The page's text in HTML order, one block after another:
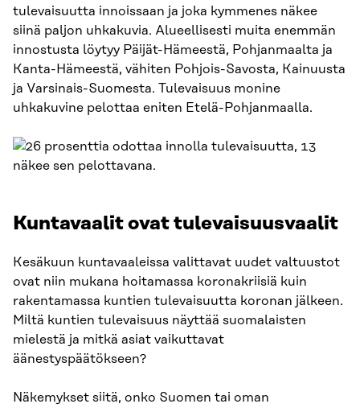
tulevaisuutta innoissaan ja joka kymmenes näkee
siinä paljon uhkakuvia. Alueellisesti muita enemmän
innostusta löytyy Päijät-Hämeestä, Pohjanmaalta ja
Kanta-Hämeestä, vähiten Pohjois-Savosta, Kainuusta
ja Varsinais-Suomesta. Tulevaisuus monine
uhkakuvine pelottaa eniten Etelä-Pohjanmaalla.
Kuntavaalit ovat tulevaisuusvaalit
Kesäkuun kuntavaaleissa valittavat uudet valtuustot
ovat niin mukana hoitamassa koronakriisiä kuin
rakentamassa kuntien tulevaisuutta koronan jälkeen.
Miltä kuntien tulevaisuus näyttää suomalaisten
mielestä ja mitkä asiat vaikuttavat
äänestyspäätökseen?
Näkemykset siitä, onko Suomen tai oman